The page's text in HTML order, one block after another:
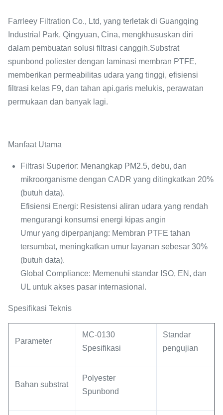
Farrleey Filtration Co., Ltd, yang terletak di Guangqing
Industrial Park, Qingyuan, Cina, mengkhususkan diri
dalam pembuatan solusi filtrasi canggih.Substrat
spunbond poliester dengan laminasi membran PTFE,
memberikan permeabilitas udara yang tinggi, efisiensi
filtrasi kelas F9, dan tahan api.garis melukis, perawatan
permukaan dan banyak lagi.
Manfaat Utama
Filtrasi Superior: Menangkap PM2.5, debu, dan
mikroorganisme dengan CADR yang ditingkatkan 20%
(butuh data).
Efisiensi Energi: Resistensi aliran udara yang rendah
mengurangi konsumsi energi kipas angin
Umur yang diperpanjang: Membran PTFE tahan
tersumbat, meningkatkan umur layanan sebesar 30%
(butuh data).
Global Compliance: Memenuhi standar ISO, EN, dan
UL untuk akses pasar internasional.
Spesifikasi Teknis
Parameter
MC-0130
Spesifikasi
Standar
pengujian
Bahan substrat
Polyester
Spunbond